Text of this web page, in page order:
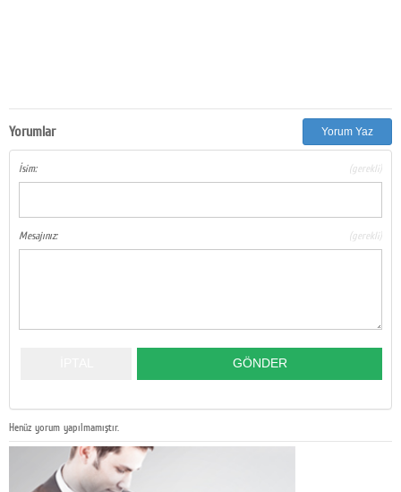
Yorumlar Yorum Yaz
İsim: (gerekli)
Mesajınız: (gerekli)
Henüz yorum yapılmamıştır.